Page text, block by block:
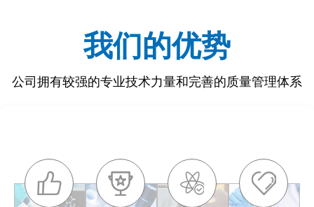
我们的优势
公司拥有较强的专业技术力量和完善的质量管理体系